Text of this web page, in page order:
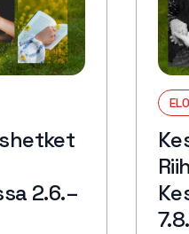
2.6.–
7.8.